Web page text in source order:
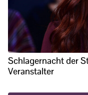
Schlagernacht der
Veranstalter